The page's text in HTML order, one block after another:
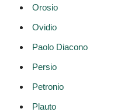
Orosio
Ovidio
Paolo Diacono
Persio
Petronio
Plauto